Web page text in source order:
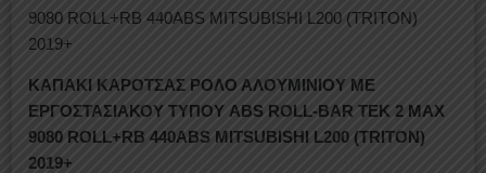
ΚΑΠΑΚΙ ΚΑΡΟΤΣΑΣ ΡΟΛΟ ΑΛΟΥΜΙΝΙΟΥ ΜΕ
ΕΡΓΟΣΤΑΣΙΑΚΟΥ ΤΥΠΟΥ ABS ROLL-BAR TEK 2 MAX
9080 ROLL+RB 440ABS MITSUBISHI L200 (TRITON)
2019+